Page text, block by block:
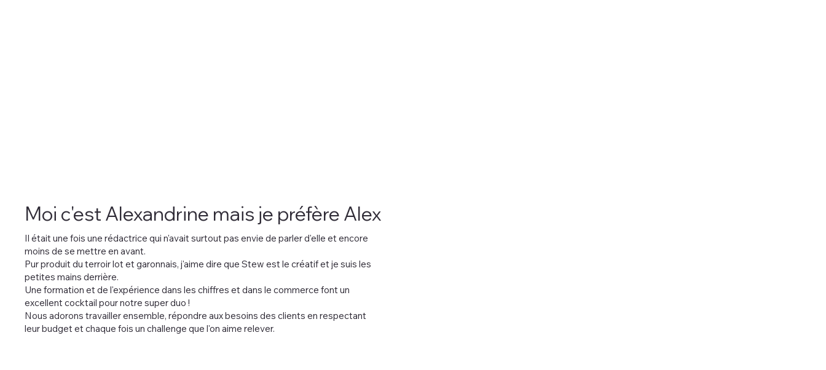
Moi c'est Alexandrine mais je préfère Alex
Il était une fois une rédactrice qui n'avait surtout pas envie de parler d'elle et encore
moins de se mettre en avant.
Pur produit du terroir lot et garonnais, j'aime dire que Stew est le créatif et je suis les
petites mains derrière.
Une formation et de l'expérience dans les chiffres et dans le commerce font un
excellent cocktail pour notre super duo !
Nous adorons travailler ensemble, répondre aux besoins des clients en respectant
leur budget et chaque fois un challenge que l'on aime relever.